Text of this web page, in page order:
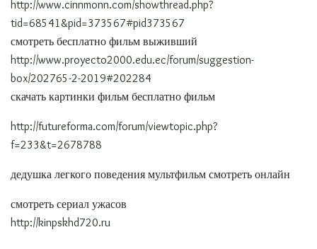
http://www.cinnmonn.com/showthread.php?
tid=68541&pid=373567#pid373567
смотреть бесплатно фильм выживший
http://www.proyecto2000.edu.ec/forum/suggestion-
box/202765-2-2019#202284
скачать картинки фильм бесплатно фильм
http://futureforma.com/forum/viewtopic.php?
f=233&t=2678788
дедушка легкого поведения мультфильм смотреть онлайн
смотреть сериал ужасов
http://kinpskhd720.ru